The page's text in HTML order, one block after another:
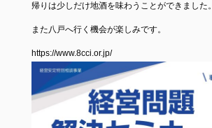
帰りは少しだけ地酒を味わうことができました。
また八戸へ行く機会が楽しみです。
https://www.8cci.or.jp/